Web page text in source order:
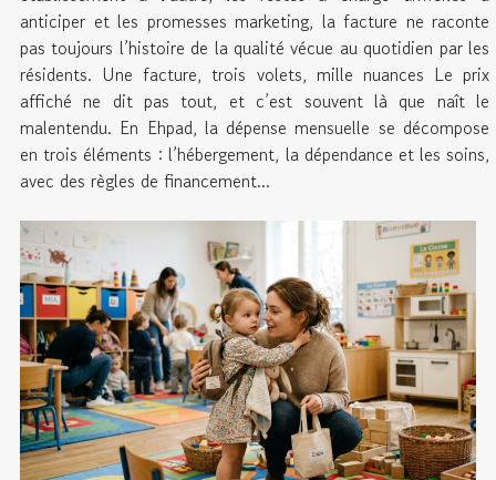
anticiper et les promesses marketing, la facture ne raconte
pas toujours l’histoire de la qualité vécue au quotidien par les
résidents. Une facture, trois volets, mille nuances Le prix
affiché ne dit pas tout, et c’est souvent là que naît le
malentendu. En Ehpad, la dépense mensuelle se décompose
en trois éléments : l’hébergement, la dépendance et les soins,
avec des règles de financement...